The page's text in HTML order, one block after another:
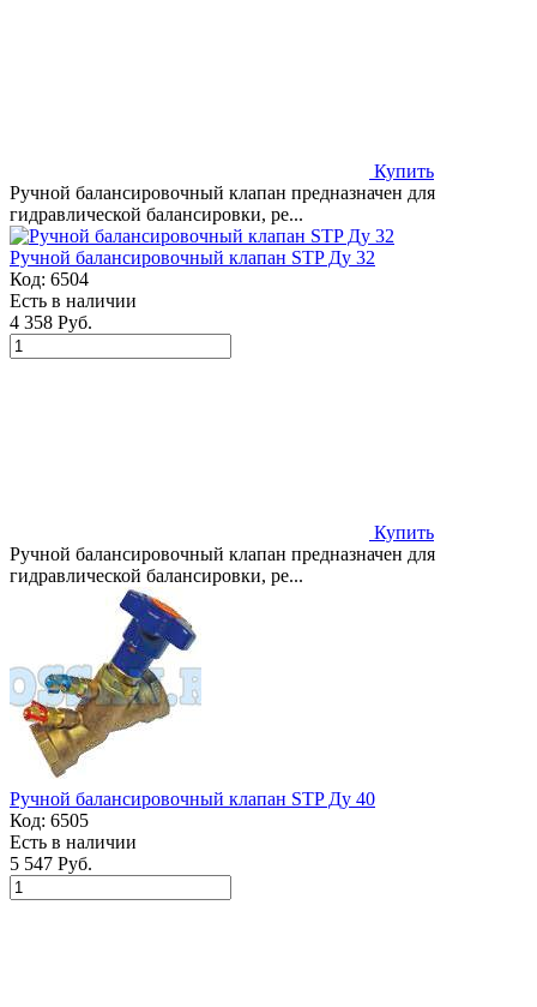
Купить
Ручной балансировочный клапан предназначен для
гидравлической балансировки, ре...
Ручной балансировочный клапан STP Ду 32
Код: 6504
Есть в наличии
4 358 Руб.
Купить
Ручной балансировочный клапан предназначен для
гидравлической балансировки, ре...
Ручной балансировочный клапан STP Ду 40
Код: 6505
Есть в наличии
5 547 Руб.